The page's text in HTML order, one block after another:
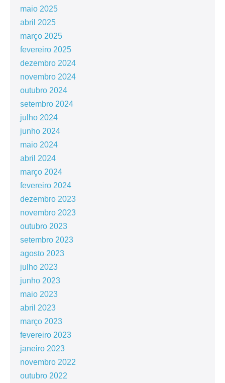
maio 2025
abril 2025
março 2025
fevereiro 2025
dezembro 2024
novembro 2024
outubro 2024
setembro 2024
julho 2024
junho 2024
maio 2024
abril 2024
março 2024
fevereiro 2024
dezembro 2023
novembro 2023
outubro 2023
setembro 2023
agosto 2023
julho 2023
junho 2023
maio 2023
abril 2023
março 2023
fevereiro 2023
janeiro 2023
novembro 2022
outubro 2022